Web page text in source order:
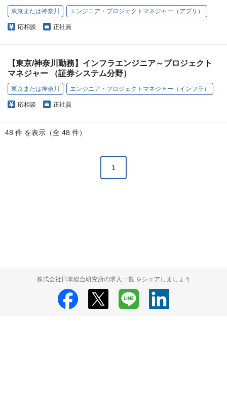
東京または神奈川 エンジニア・プロジェクトマネジャー（アプリ）
応相談 正社員
【東京/神奈川勤務】インフラエンジニア～プロジェクト
マネジャー （証券システム分野）
東京または神奈川 エンジニア・プロジェクトマネジャー（インフラ）
応相談 正社員
48 件 を表示（全 48 件）
1
株式会社日本総合研究所の求人一覧 をシェアしましょう